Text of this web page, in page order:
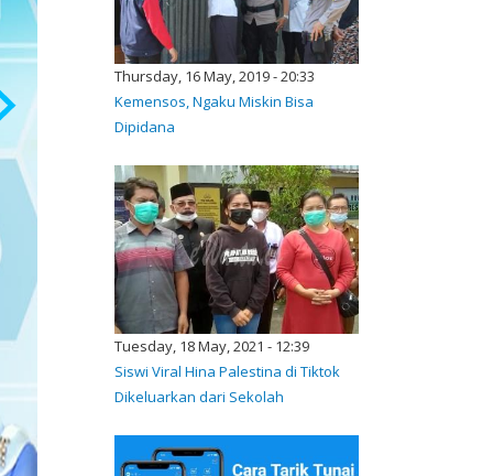
Thursday, 16 May, 2019 - 20:33
Kemensos, Ngaku Miskin Bisa
Dipidana
Tuesday, 18 May, 2021 - 12:39
Siswi Viral Hina Palestina di Tiktok
Dikeluarkan dari Sekolah